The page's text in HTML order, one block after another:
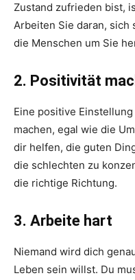
Zustand zufrieden bist,
Arbeiten Sie daran, sich
die Menschen um Sie
2. Positivität
Eine positive
machen, egal wie die
dir helfen, die guten
die schlechten zu
die richtige Richtung.
3. Arbeite hart
Niemand wird dich
Leben sein willst. Du